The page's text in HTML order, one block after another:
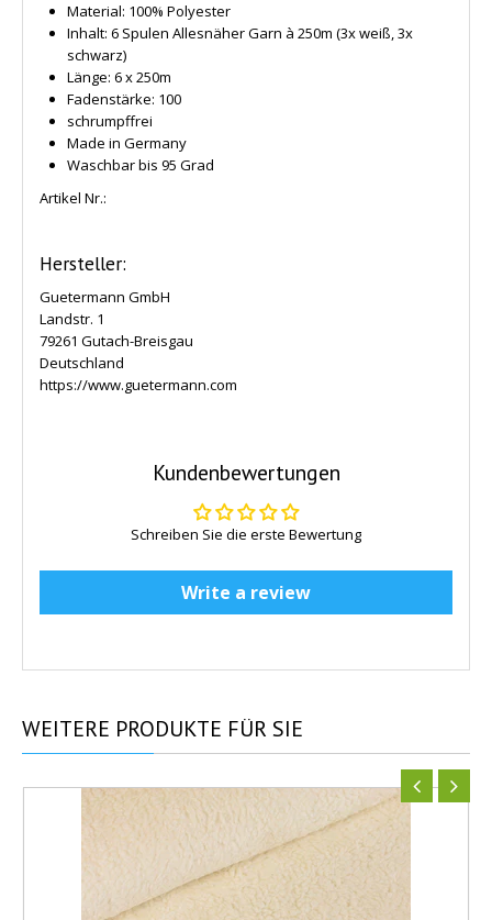
Material: 100% Polyester
Inhalt: 6 Spulen Allesnäher Garn à 250m (3x weiß, 3x
schwarz)
Länge: 6 x 250m
Fadenstärke: 100
schrumpffrei
Made in Germany
Waschbar bis 95 Grad
Artikel Nr.:
Hersteller:
Guetermann GmbH
Landstr. 1
79261 Gutach-Breisgau
Deutschland
https://www.guetermann.com
Kundenbewertungen
Schreiben Sie die erste Bewertung
Write a review
WEITERE PRODUKTE FÜR SIE